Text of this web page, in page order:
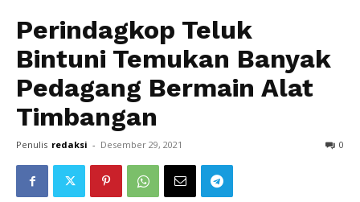
Perindagkop Teluk
Bintuni Temukan Banyak
Pedagang Bermain Alat
Timbangan
Penulis redaksi - Desember 29, 2021 0